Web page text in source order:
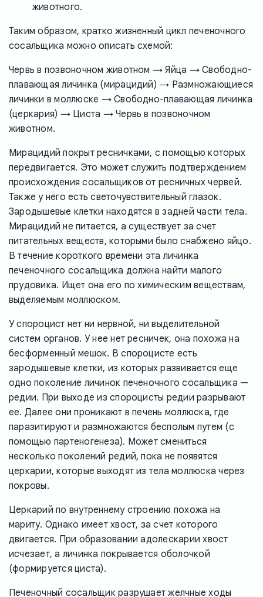
животного.
Таким образом, кратко жизненный цикл печеночного
сосальщика можно описать схемой:
Червь в позвоночном животном → Яйца → Cвободно-
плавающая личинка (мирацидий) → Размножающиеся
личинки в моллюске → Cвободно-плавающая личинка
(церкария) → Циста → Червь в позвоночном
животном.
Мирацидий покрыт ресничками, с помощью которых
передвигается. Это может служить подтверждением
происхождения сосальщиков от ресничных червей.
Также у него есть светочувствительный глазок.
Зародышевые клетки находятся в задней части тела.
Мирацидий не питается, а существует за счет
питательных веществ, которыми было снабжено яйцо.
В течение короткого времени эта личинка
печеночного сосальщика должна найти малого
прудовика. Ищет она его по химическим веществам,
выделяемым моллюском.
У спороцист нет ни нервной, ни выделительной
систем органов. У нее нет ресничек, она похожа на
бесформенный мешок. В спороцисте есть
зародышевые клетки, из которых развивается еще
одно поколение личинок печеночного сосальщика —
редии. При выходе из спороцисты редии разрывают
ее. Далее они проникают в печень моллюска, где
паразитируют и размножаются бесполым путем (с
помощью партеногенеза). Может смениться
несколько поколений редий, пока не появятся
церкарии, которые выходят из тела моллюска через
покровы.
Церкарий по внутреннему строению похожа на
мариту. Однако имеет хвост, за счет которого
двигается. При образовании адолескарии хвост
исчезает, а личинка покрывается оболочкой
(формируется циста).
Печеночный сосальщик разрушает желчные ходы